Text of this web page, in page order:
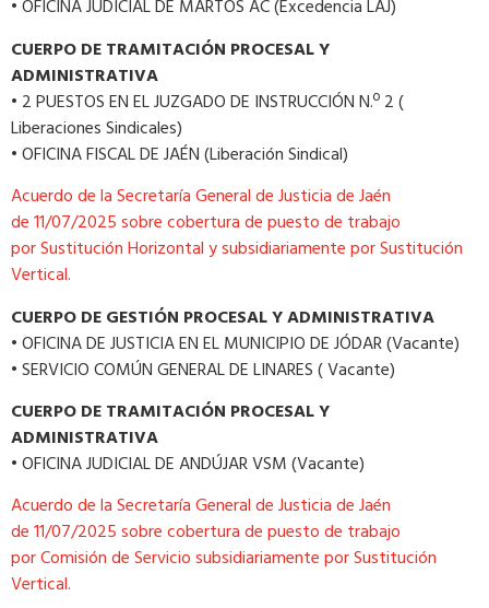
• OFICINA JUDICIAL DE MARTOS AC (Excedencia LAJ)
CUERPO DE TRAMITACIÓN PROCESAL Y
ADMINISTRATIVA
• 2 PUESTOS EN EL JUZGADO DE INSTRUCCIÓN N.º 2 (
Liberaciones Sindicales)
• OFICINA FISCAL DE JAÉN (Liberación Sindical)
Acuerdo de la Secretaría General de Justicia de Jaén
de11/07/2025sobre cobertura de puesto de trabajo
porSustitución Horizontal ysubsidiariamente por Sustitución
Vertical.
CUERPO DE GESTIÓN PROCESAL Y ADMINISTRATIVA
• OFICINA DE JUSTICIA EN EL MUNICIPIO DE JÓDAR (Vacante)
• SERVICIO COMÚN GENERAL DE LINARES ( Vacante)
CUERPO DE TRAMITACIÓN PROCESAL Y
ADMINISTRATIVA
• OFICINA JUDICIAL DE ANDÚJAR VSM (Vacante)
Acuerdo de la Secretaría General de Justicia de Jaén
de11/07/2025sobre cobertura de puesto de trabajo
porComisión de Serviciosubsidiariamente por Sustitución
Vertical.